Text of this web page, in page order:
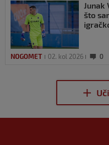
Junak
što
NOGOMET 02. kol 2026 0